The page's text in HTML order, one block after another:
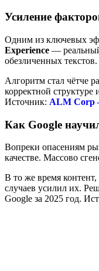
Усиление
Одним из ключевых
Experience —
обезличенных текстов.
Алгоритм стал чётче
корректной
Источник: ALM Corp
Как Google
Вопреки опасениям
качестве. Массово
В то же время
случаев усилил их.
Google за 2025 год.